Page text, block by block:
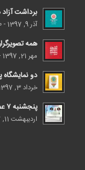
برداشت
آذر 9, 1397 - 10:50 ق.ظ
همه
مهر 21, 1397 - 7:05 ق.ظ
دو
خرداد 3, 1397 - 9:14 ب.ظ
پنجشنبه ۷ عصر
اردیبهشت 11, 1397 - 7:47 ق.ظ